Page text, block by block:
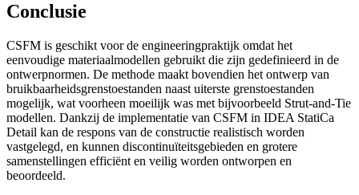
Conclusie
CSFM is geschikt voor de engineeringpraktijk omdat het
eenvoudige materiaalmodellen gebruikt die zijn gedefinieerd in de
ontwerpnormen. De methode maakt bovendien het ontwerp van
bruikbaarheidsgrenstoestanden naast uiterste grenstoestanden
mogelijk, wat voorheen moeilijk was met bijvoorbeeld Strut-and-Tie
modellen. Dankzij de implementatie van CSFM in IDEA StatiCa
Detail kan de respons van de constructie realistisch worden
vastgelegd, en kunnen discontinuïteitsgebieden en grotere
samenstellingen efficiënt en veilig worden ontworpen en
beoordeeld.